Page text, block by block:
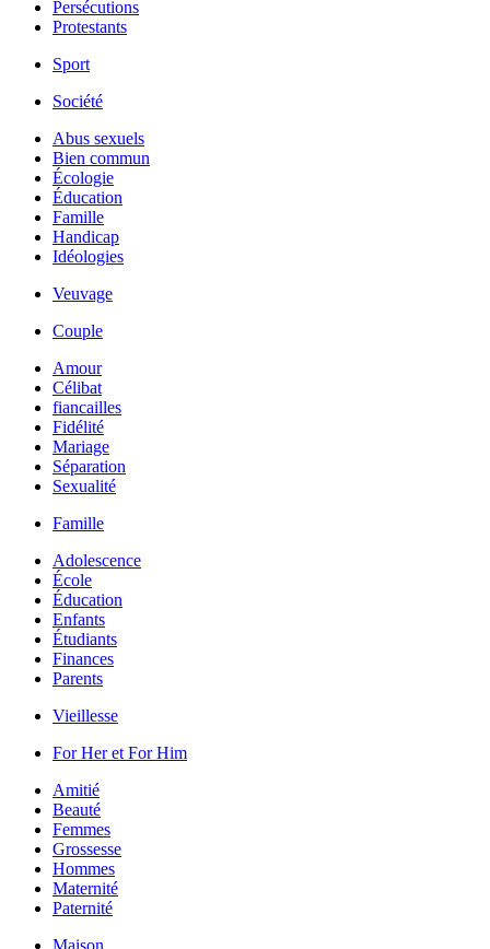
Persécutions
Protestants
Sport
Société
Abus sexuels
Bien commun
Écologie
Éducation
Famille
Handicap
Idéologies
Veuvage
Couple
Amour
Célibat
fiancailles
Fidélité
Mariage
Séparation
Sexualité
Famille
Adolescence
École
Éducation
Enfants
Étudiants
Finances
Parents
Vieillesse
For Her et For Him
Amitié
Beauté
Femmes
Grossesse
Hommes
Maternité
Paternité
Maison